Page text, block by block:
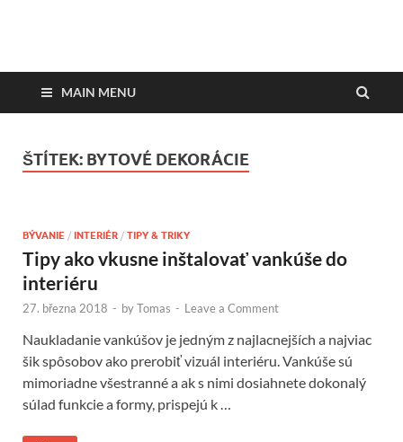
DesignMagazin.sk
MAIN MENU
ŠTÍTEK: BYTOVÉ DEKORÁCIE
BÝVANIE / INTERIÉR / TIPY & TRIKY
Tipy ako vkusne inštalovať vankúše do
interiéru
27. března 2018 - byTomas - Leave a Comment
Naukladanie vankúšov je jedným z najlacnejších a najviac
šik spôsobov ako prerobiť vizuál interiéru. Vankúše sú
mimoriadne všestranné a ak s nimi dosiahnete dokonalý
súlad funkcie a formy, prispejú k …